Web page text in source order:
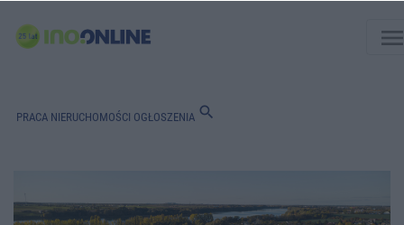
PRACA NIERUCHOMOŚCI OGŁOSZENIA search